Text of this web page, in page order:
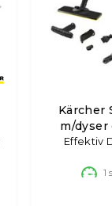
Kärcher
m/
Effektiv
1